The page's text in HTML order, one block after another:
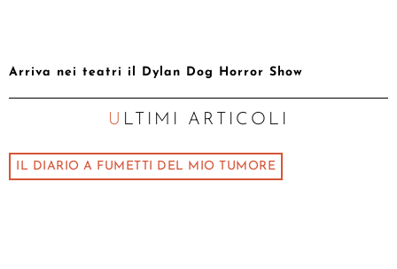
Arriva nei teatri il Dylan Dog Horror Show
ULTIMI ARTICOLI
IL DIARIO A FUMETTI DEL MIO TUMORE